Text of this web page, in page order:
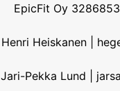
EpicFit Oy
Henri Heiskanen |
Jari-Pekka Lund |